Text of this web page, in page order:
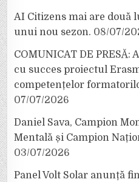
AI Citizens mai are două
unui nou sezon. 08/07/
COMUNICAT DE
cu succes proiectul
competențelor
07/07/2026
Daniel Sava, Campion
Mentală și Campion
03/07/2026
Panel Volt Solar anunță